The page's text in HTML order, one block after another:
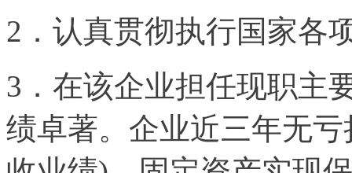
2．认真贯彻执行国家各
3．在该企业担任现职主
绩卓著。企业近三年无